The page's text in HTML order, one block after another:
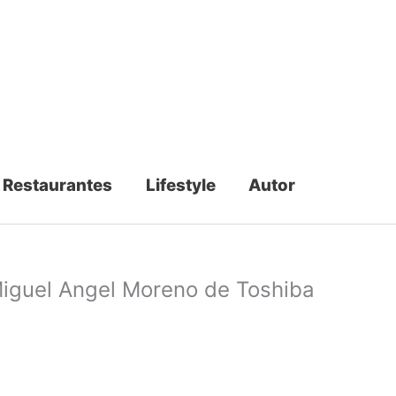
Restaurantes Lifestyle Autor
Angel Moreno de Toshiba